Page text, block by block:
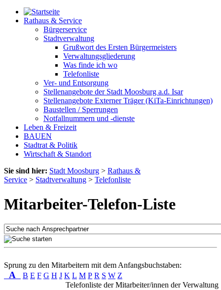
Rathaus & Service
Bürgerservice
Stadtverwaltung
Grußwort des Ersten Bürgermeisters
Verwaltungsgliederung
Was finde ich wo
Telefonliste
Ver- und Entsorgung
Stellenangebote der Stadt Moosburg a.d. Isar
Stellenangebote Externer Träger (KiTa-Einrichtungen)
Baustellen / Sperrungen
Notfallnummern und -dienste
Leben & Freizeit
BAUEN
Stadtrat & Politik
Wirtschaft & Standort
Sie sind hier: Stadt Moosburg > Rathaus &
Service > Stadtverwaltung > Telefonliste
Mitarbeiter-Telefon-Liste
Sprung zu den Mitarbeitern mit dem Anfangsbuchstaben:
A B E F G H J K L M P R S W Z
Telefonliste der Mitarbeiter/innen der Verwaltung